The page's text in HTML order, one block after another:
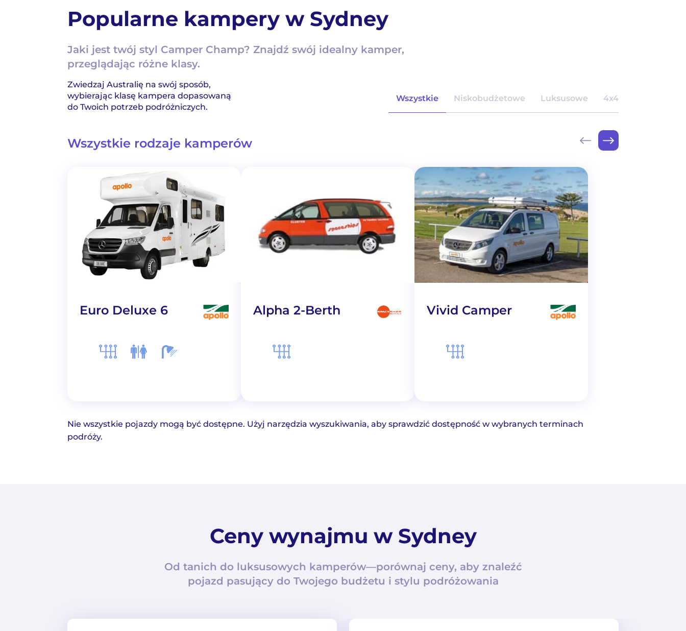
Popularne kampery w Sydney
Jaki jest twój styl Camper Champ? Znajdź swój idealny kamper,
przeglądając różne klasy.
Zwiedzaj Australię na swój sposób,
wybierając klasę kampera dopasowaną
do Twoich potrzeb podróżniczych.
Wszystkie Niskobudżetowe Luksusowe 4x4
Wszystkie rodzaje kamperów
Euro Deluxe 6 Alpha 2-Berth Vivid Camper
Nie wszystkie pojazdy mogą być dostępne. Użyj narzędzia wyszukiwania, aby sprawdzić dostępność w wybranych terminach
podróży.
Ceny wynajmu w Sydney
Od tanich do luksusowych kamperów—porównaj ceny, aby znaleźć
pojazd pasujący do Twojego budżetu i stylu podróżowania